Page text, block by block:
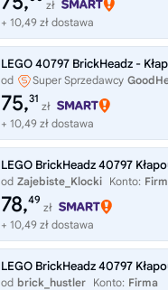
zł
+ 10,49 zł dostawa
od Super Sprzedawcy
75,31
zł
+ 10,49 zł dostawa
od Zajebiste_Klocki Konto:
78,49
zł
+ 10,49 zł dostawa
od brick_hustler Konto: Firma